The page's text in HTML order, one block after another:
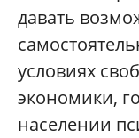
давать
условиях
экономики,
населении